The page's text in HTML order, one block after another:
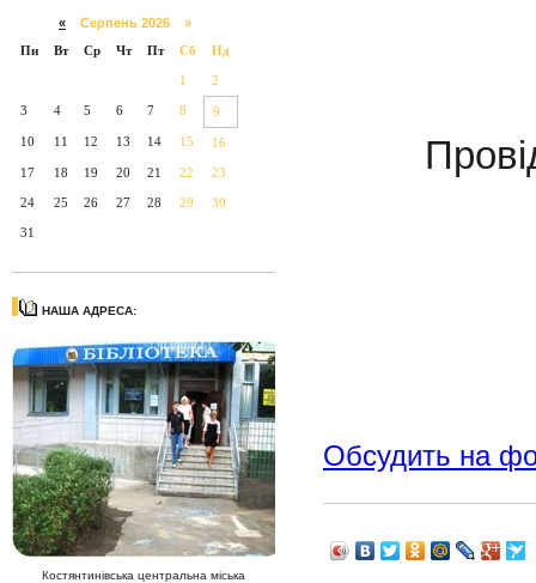
« Серпень 2026 »
Пн
Вт Ср Чт Пт Сб Нд
1 2
3 4 5 6 7 8 9
10 11 12 13 14 15 16
17 18 19 20 21 22 23
24 25 26 27 28 29 30
31
НАША АДРЕСА:
Костянтинівська центральна міська
Обсудить на